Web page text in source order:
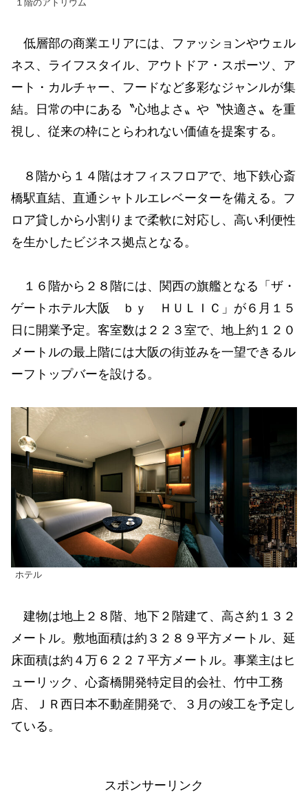
１階のアトリウム
低層部の商業エリアには、ファッションやウェル
ネス、ライフスタイル、アウトドア・スポーツ、ア
ート・カルチャー、フードなど多彩なジャンルが集
結。日常の中にある〝心地よさ〟や〝快適さ〟を重
視し、従来の枠にとらわれない価値を提案する。
８階から１４階はオフィスフロアで、地下鉄心斎
橋駅直結、直通シャトルエレベーターを備える。フ
ロア貸しから小割りまで柔軟に対応し、高い利便性
を生かしたビジネス拠点となる。
１６階から２８階には、関西の旗艦となる「ザ・
ゲートホテル大阪 ｂｙ ＨＵＬＩＣ」が６月１５
日に開業予定。客室数は２２３室で、地上約１２０
メートルの最上階には大阪の街並みを一望できるル
ーフトップバーを設ける。
ホテル
建物は地上２８階、地下２階建て、高さ約１３２
メートル。敷地面積は約３２８９平方メートル、延
床面積は約４万６２２７平方メートル。事業主はヒ
ューリック、心斎橋開発特定目的会社、竹中工務
店、ＪＲ西日本不動産開発で、３月の竣工を予定し
ている。
スポンサーリンク